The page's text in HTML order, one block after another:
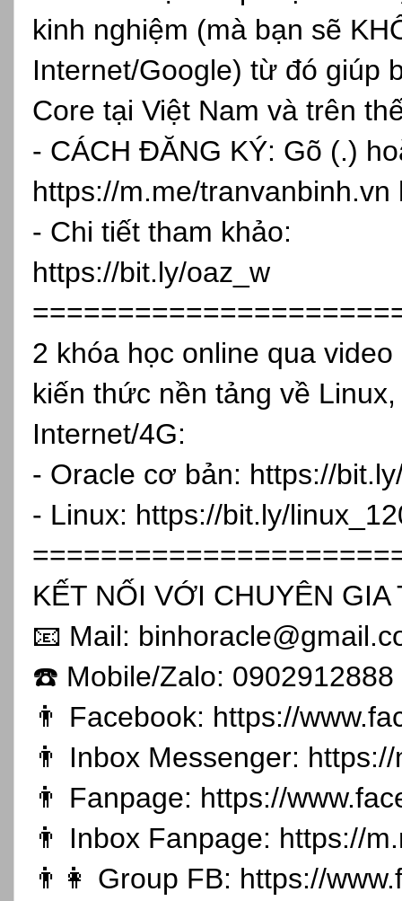
kinh nghiệm (mà bạn sẽ
Internet/Google) từ đó giúp
Core tại Việt Nam và trên
- CÁCH ĐĂNG KÝ: Gõ (.)
https://m.me/tranvanbinh.vn
- Chi tiết tham khảo:
https://bit.ly/oaz_w
2 khóa học online qua
kiến thức nền tảng về
Internet/4G:
- Oracle cơ bản: https://
- Linux: https://bit.ly/
KẾT NỐI VỚI CHUYÊN GIA
📧 Mail:
☎️ Mobile/Zalo: 0902912888
👨 Facebook: https://
👨 Inbox Messenger:
👨 Fanpage: https://
👨 Inbox Fanpage: https://
👨👩 Group FB: https://